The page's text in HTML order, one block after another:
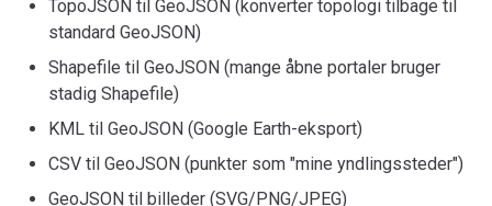
TopoJSON til GeoJSON (konverter topologi tilbage til
standard GeoJSON)
Shapefile til GeoJSON (mange åbne portaler bruger
stadig Shapefile)
KML til GeoJSON (Google Earth-eksport)
CSV til GeoJSON (punkter som "mine yndlingssteder")
GeoJSON til billeder (SVG/PNG/JPEG)